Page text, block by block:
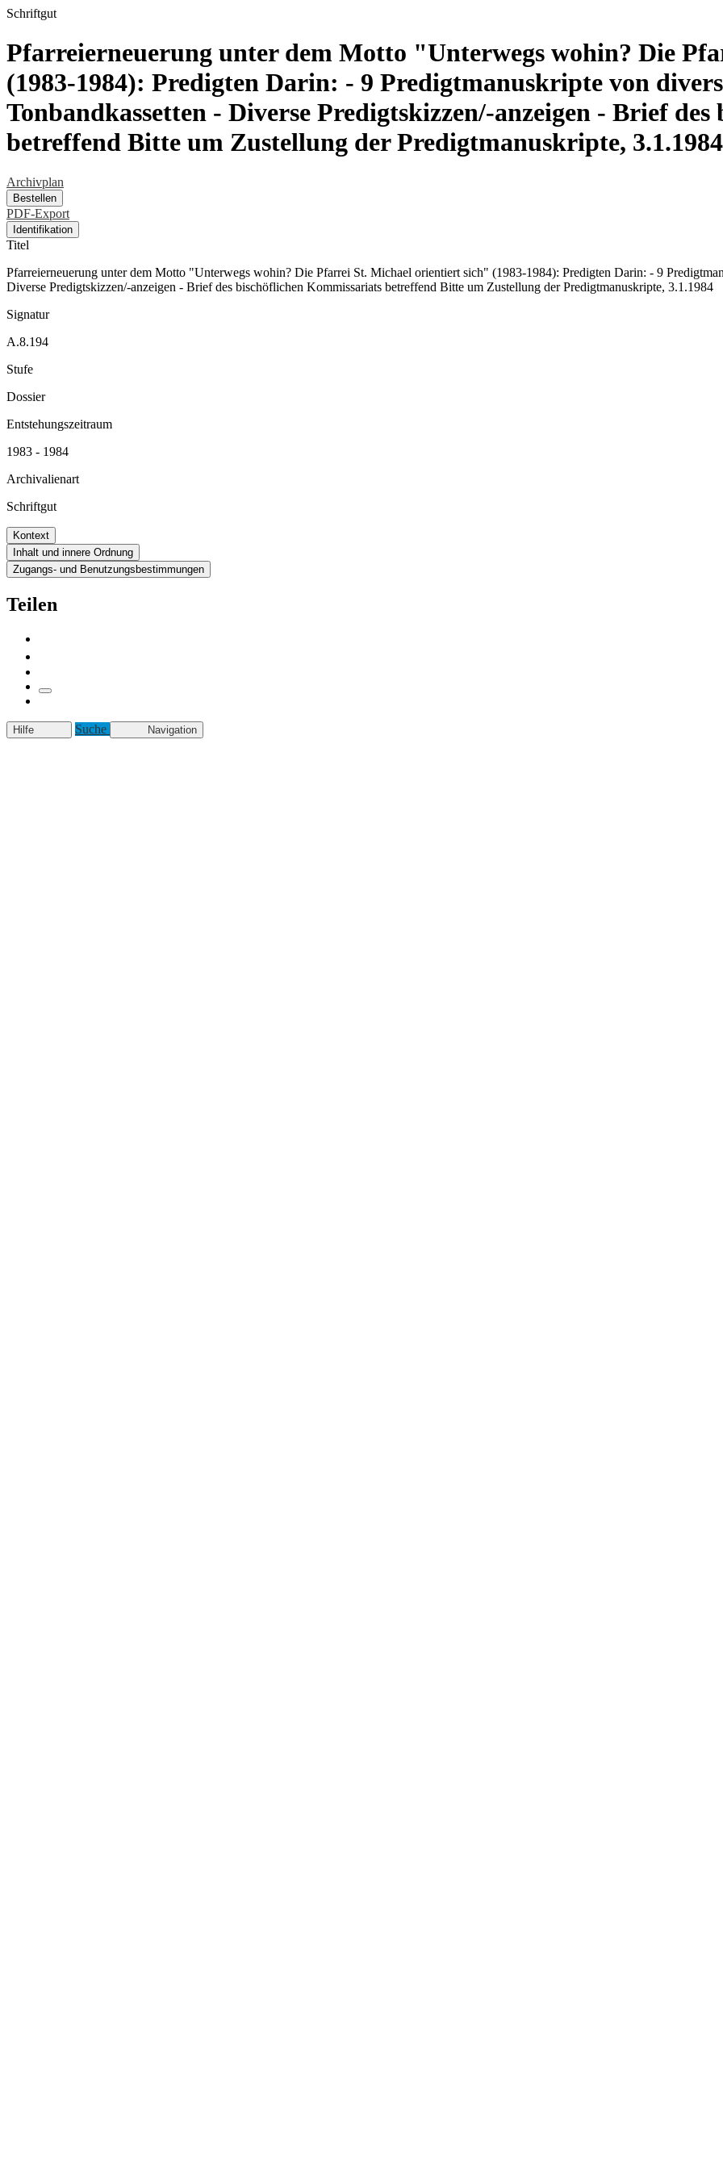
Schriftgut
Pfarreierneuerung unter dem Motto "Unterwegs wohin? Die
(1983-1984): Predigten Darin: - 9 Predigtmanuskripte von
Tonbandkassetten - Diverse Predigtskizzen/-anzeigen - Brief
betreffend Bitte um Zustellung der Predigtmanuskripte, 3.1.1984
Archivplan
Bestellen
PDF-Export
Identifikation
Titel
Pfarreierneuerung unter dem Motto "Unterwegs wohin? Die Pfarrei St. Michael orientiert sich" (1983-1984): Predigten Darin: - 9
Diverse Predigtskizzen/-anzeigen - Brief des bischöflichen Kommissariats betreffend Bitte um Zustellung der Predigtmanuskripte, 3.1.1984
Signatur
A.8.194
Stufe
Dossier
Entstehungszeitraum
1983 - 1984
Archivalienart
Schriftgut
Kontext
Inhalt und innere Ordnung
Zugangs- und Benutzungsbestimmungen
Teilen
Hilfe Suche Navigation